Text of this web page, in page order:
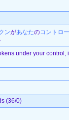
ンがあなたのコントロ
under your
(36/0)